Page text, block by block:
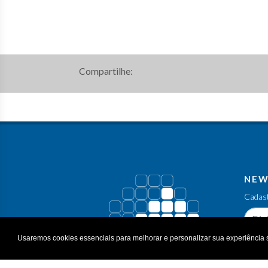
Usaremos cookies essenciais para melhorar e personalizar sua
Compartilhe: